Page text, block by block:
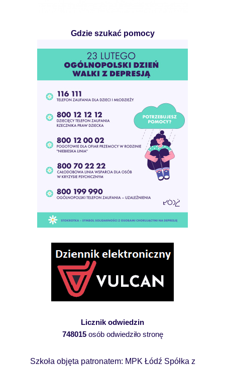
Gdzie szukać pomocy
Licznik odwiedzin
748015osób odwiedziło stronę
Szkoła objęta patronatem: MPK Łódź Spółka z